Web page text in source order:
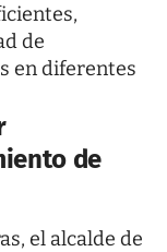
de
en diferentes
de
el alcalde de